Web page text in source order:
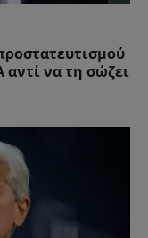
να τη σώζει